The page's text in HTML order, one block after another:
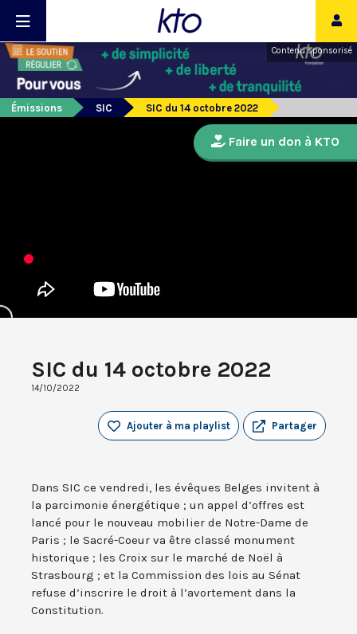
Contenu sponsorisé
Émissions SIC SIC du 14 octobre 2022
SIC du 14 octobre 2022
14/10/2022
Partager
Ajouter à ma playlist
Dans SIC ce vendredi, les évêques Belges invitent à
la parcimonie énergétique ; un appel d’offres est
lancé pour le nouveau mobilier de Notre-Dame de
Paris ; le Sacré-Coeur va être classé monument
historique ; les Croix sur le marché de Noël à
Strasbourg ; et la Commission des lois au Sénat
refuse d’inscrire le droit à l’avortement dans la
Constitution.
Faire un don à KTO